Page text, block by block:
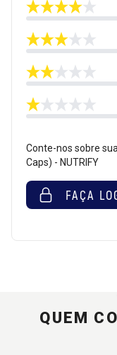
Conte-nos sobre
Caps) - NUTRIFY
FAÇA
QUEM